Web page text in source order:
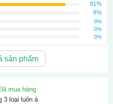
91%
8%
0%
0%
0%
sản phẩm
mua hàng
3 loại luôn á